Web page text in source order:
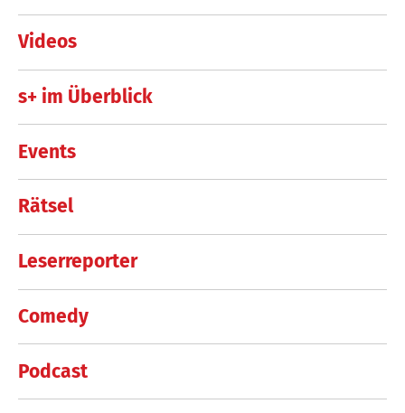
Videos
s+ im Überblick
Events
Rätsel
Leserreporter
Comedy
Podcast